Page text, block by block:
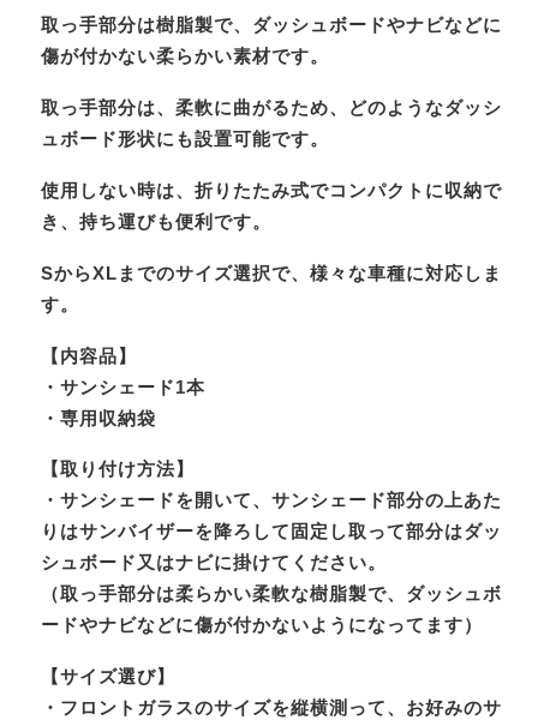
取っ手部分は樹脂製で、ダッシュボードやナビなどに
傷が付かない柔らかい素材です。
取っ手部分は、柔軟に曲がるため、どのようなダッシ
ュボード形状にも設置可能です。
使用しない時は、折りたたみ式でコンパクトに収納で
き、持ち運びも便利です。
SからXLまでのサイズ選択で、様々な車種に対応しま
す。
【内容品】
・サンシェード1本
・専用収納袋
【取り付け方法】
・サンシェードを開いて、サンシェード部分の上あた
りはサンバイザーを降ろして固定し取って部分はダッ
シュボード又はナビに掛けてください。
（取っ手部分は柔らかい柔軟な樹脂製で、ダッシュボ
ードやナビなどに傷が付かないようになってます）
【サイズ選び】
・フロントガラスのサイズを縦横測って、お好みのサ